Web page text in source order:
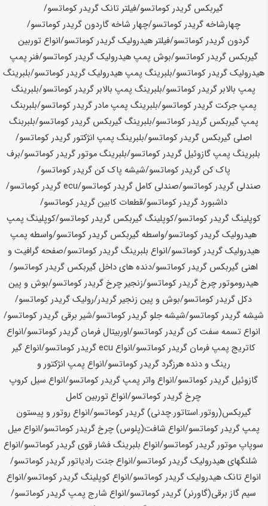
گیربکس گریدرکوماتسو/فیلتر تانک گریدرکوماتسو/
چهارشاخه گریدرکوماتسو/چهار شاخه گاردون گریدرکوماتسو/
گردون گریدرکوماتسو/فیلتر هیدرولیک گریدرکوماتسو/انواع توربین
گیربکس گریدرکوماتسو/بوش پمپ هیدرولیک گریدرکوماتسو/فنر پمپ
هیدرولیک گریدرکوماتسو/بلبرینگ پمپ هیدرولیک گریدرکوماتسو/بلبرینگ
پمپ بالابر گریدرکوماتسو/بلبرینگ پمپ بالابر گریدرکوماتسو/بلبرینگ
پمپ جرکت گریدرکوماتسو/بلبرینگ پمپ مادر گریدرکوماتسو/بلبربنگ
پمپ گیربکس گریدرکوماتسو/بلبرینگ گیربکس گریدرکوماتسو/بلبربنگ
اصلی گیربکس گریدرکوماتسو/بلبرینگ پمپ انژکتور گریدرکوماتسو/
بلبرینگ پمپ گازوئیل گریدرکوماتسو/بلبرینگ موتور گریدرکوماتسو/برف
پاک کن گریدرکوماتسو/شیشه پاک کن گریدرکوماتسو/
صندلی گریدرکوماتسو/صندلی کامل گریدرکوماتسو/ecu گریدر کوماتسو/
داشبورد گریدرکوماتسو/قطعات کابین گریدرکوماتسو/
کوپلینگ گریدرکوماتسو/کوپلینگ گیربکس گریدرکوماتسو/کوپلینگ پمپ
هیدرولیک گریدرکوماتسو/واسطه گیربکس گریدرکوماتسو/واسطه پمپ
هیدرولیک گریدرکوماتسو/انواع بلبرینگ گریدرکوماتسو/صفحه گرافیت و
اهنی گیربکس گریدرکوماتسو/دنده های داخل گیربکس گریدرکوماتسو/
هیدروموتور چرخ گریدرکوماتسو/زنجیر چرخ گریدرکوماتسو/بوش و پین
دکل گریدرکوماتسو/بوش و پین زنجیر گریدر/رولیک گریدرکوماتسو/
شیشه گریدرکوماتسو/شیشه جلو گریدرکوماتسو/شیر برقی گریدرکوماتسو/
انواع تسمه سفت کن گریدرکوماتسو/اوربیتال فرمان گریدرکوماتسو/انواع
کاتریج پمپ فرمان گریدرکوماتسو/انواع ecu گریدر کوماتسو/انواع گیر
رینگ و دنده هرزگرد گریدرکوماتسو/انواع پمپ انژکتور و
گازوئیل گریدرکوماتسو/انواع واتر پمپ گریدرکوماتسو/انواع سیل کروپ
چرخ گریدرکوماتسو/انواع توربین کامل
گیربکس(روتور.استاتور.چدنی) گریدرکوماتسو/انواع روتور و پیستون
پمپ گریدرکوماتسو/انواع شافت(پلوس) چرخ گریدرکوماتسو/انواع میل
سوپاپ موتور گریدرکوماتسو/انواع بلبرینگ فشار قوی گریدرکوماتسو/انواع
شلنگهای هیدرولیک گریدرکوماتسو/انواع جنت رادیاتور گریدرکوماتسو/
انواع تانک هیدرولیک گریدرکوماتسو/انواع کوپلینگ گریدرکوماتسو/انواع
سیم گاز برقی(گاورنر) گریدرکوماتسو/انواع شارج پمپ گریدرکوماتسو/